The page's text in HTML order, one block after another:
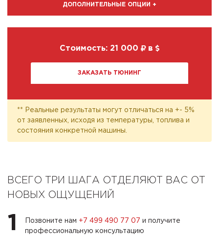
ДОПОЛНИТЕЛЬНЫЕ ОПЦИИ +
Стоимость: 21 000 в
ЗАКАЗАТЬ ТЮНИНГ
** Реальные результаты могут отличаться на +- 5%
от заявленных, исходя из температуры, топлива и
состояния конкретной машины.
ВСЕГО ТРИ ШАГА ОТДЕЛЯЮТ ВАС ОТ
НОВЫХ ОЩУЩЕНИЙ
1 Позвоните нам +7 499 490 77 07 и получите
профессиональную консультацию